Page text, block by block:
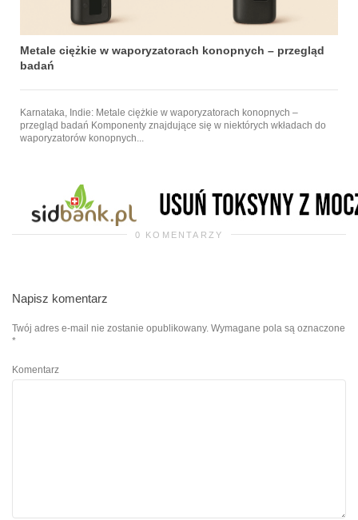
Metale ciężkie w waporyzatorach konopnych – przegląd
badań
Karnataka, Indie: Metale ciężkie w waporyzatorach konopnych –
przegląd badań Komponenty znajdujące się w niektórych wkładach do
waporyzatorów konopnych...
0 KOMENTARZY
Napisz komentarz
Twój adres e-mail nie zostanie opublikowany. Wymagane pola są oznaczone
*
Komentarz